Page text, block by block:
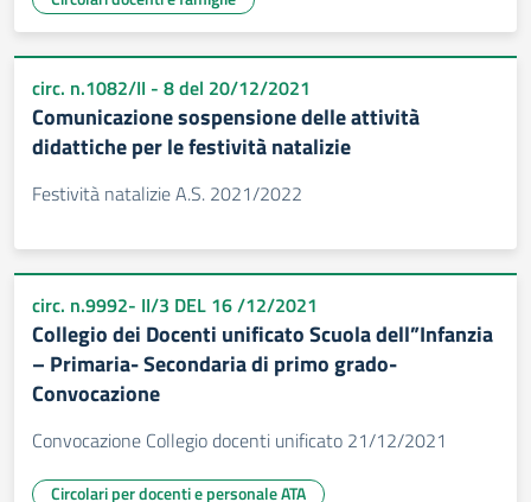
circ. n.1082/II - 8 del 20/12/2021
Comunicazione sospensione delle attività
didattiche per le festività natalizie
Festività natalizie A.S. 2021/2022
circ. n.9992- II/3 DEL 16 /12/2021
Collegio dei Docenti unificato Scuola dell”Infanzia
– Primaria- Secondaria di primo grado-
Convocazione
Convocazione Collegio docenti unificato 21/12/2021
Circolari per docenti e personale ATA